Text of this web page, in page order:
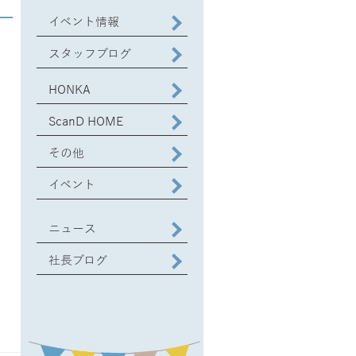
イベント情報
スタッフブログ
HONKA
ScanD HOME
その他
イベント
ニュース
社長ブログ